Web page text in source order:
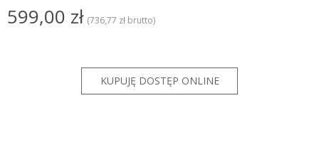
599,00 zł (736,77 zł brutto)